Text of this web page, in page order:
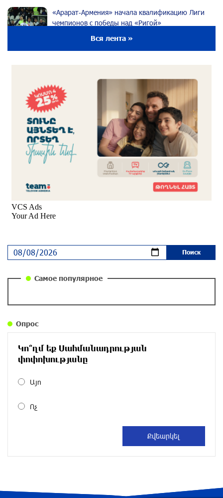
«Арарат‑Армения» начала квалификацию Лиги
чемпионов с победы над «Ригой»
около одного месяца назад
Аравийским морем
около одного месяца назад
Вопрос об аресте Чалабяна дошел до
Европейского парламента: «Паст»
около одного месяца назад
и чего на самом деле ожидает общество?
парламентского бойкота оппозиции - пустая
повестка дня? «Паст»
около одного месяца назад
Размик Марукян стал обладателем бронзовой
избежать энергодефицита в Армении: Алексей
Вся лента »
Самое популярное
Опрос
Կո՞ղմ եք Սահմանադրության
փոփոխությանը
Այո
Ոչ